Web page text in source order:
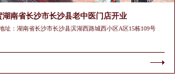
湖南省长沙市长沙县老中医门店开业
址：湖南省长沙市长沙县滨湖西路城西小区A区15栋109号